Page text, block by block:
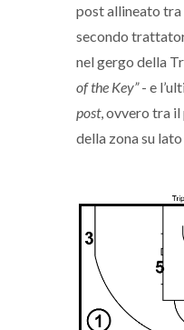
post allineato tra
secondo
nel gergo della
of the Key”- e
post, ovvero tra
della zona su